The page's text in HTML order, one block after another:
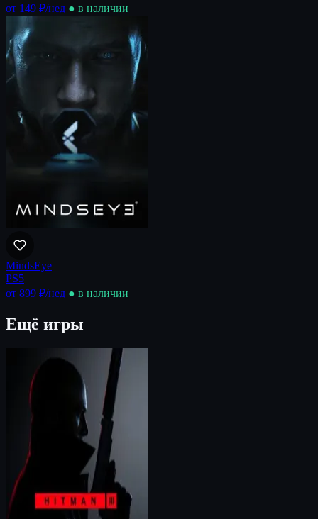
от 149 ₽/нед ● в наличии
MindsEye
PS5
от 899 ₽/нед ● в наличии
Ещё игры